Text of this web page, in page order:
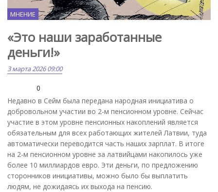
МНЕНИЕ
«Это наши заработанные
деньги!»
3 марта 2026 09:00
0
Недавно в Сейм была передана народная инициатива о
добровольном участии во 2-м пенсионном уровне. Сейчас
участие в этом уровне пенсионных накоплений является
обязательным для всех работающих жителей Латвии, туда
автоматически переводится часть наших зарплат. В итоге
на 2-м пенсионном уровне за латвийцами накопилось уже
более 10 миллиардов евро. Эти деньги, по предложению
сторонников инициативы, можно было бы выплатить
людям, не дожидаясь их выхода на пенсию.